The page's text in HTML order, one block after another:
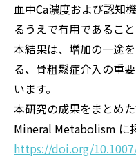
血中Ca濃度および認知
るうえで有用であるこ
本結果は、増加の一途
る、骨粗鬆症介入の重
います。
本研究の成果をまとめ
Mineral Metabolism に
https://doi.org/